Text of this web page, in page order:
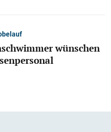
wünschen